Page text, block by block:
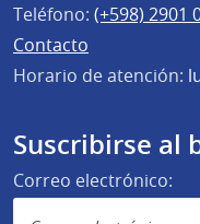
Teléfono: (+598) 2901
Contacto
Horario de atención:
Suscribirse al
Correo electrónico: